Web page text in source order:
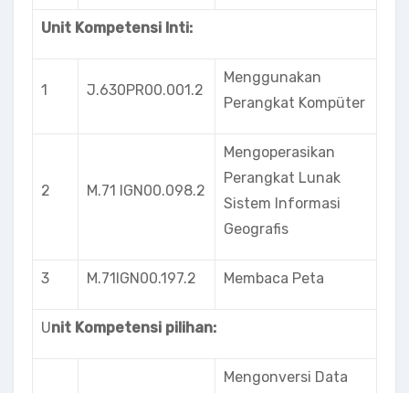
Unit Kompetensi Inti:
1 J.630PR00.001.2
Menggunakan
Perangkat Kompüter
2 M.71 lGN00.098.2
Mengoperasikan
Perangkat Lunak
Sistem Informasi
Geografis
3 M.71IGN00.197.2 Membaca Peta
Unit Kompetensi pilihan:
Mengonversi Data